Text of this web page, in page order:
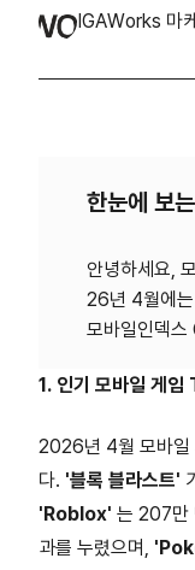
IGAWorks 마
한눈에 보
안녕하세요,
26년 4월에는
1. 인기 모바일 게임
2026년 4월 모바일
다. '블록 블라스트'
'Roblox' 는 207만
과를 누렸으며,